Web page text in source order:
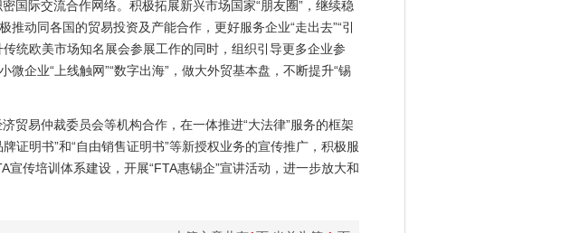
国际交流合作网络。积极拓展新兴市场国家“朋友圈”，继续稳
动同各国的贸易投资及产能合作，更好服务企业“走出去”“引
统欧美市场知名展会参展工作的同时，组织引导更多企业参
企业“上线触网”“数字出海”，做大外贸基本盘，不断提升“锡
贸易仲裁委员会等机构合作，在一体推进“大法律”服务的框架
证明书”和“自由销售证明书”等新授权业务的宣传推广，积极服
传培训体系建设，开展“FTA惠锡企”宣讲活动，进一步放大和